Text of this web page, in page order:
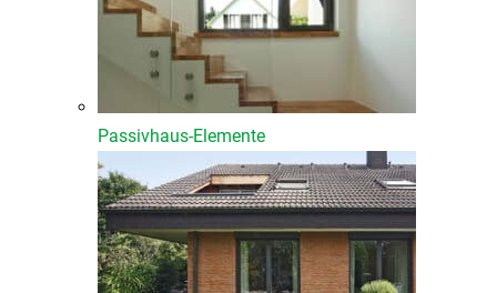
Passivhaus-Elemente